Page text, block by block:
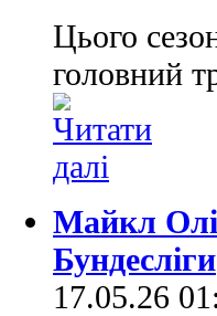
Цього
головний
Майкл
Бундесліги
17.05.26